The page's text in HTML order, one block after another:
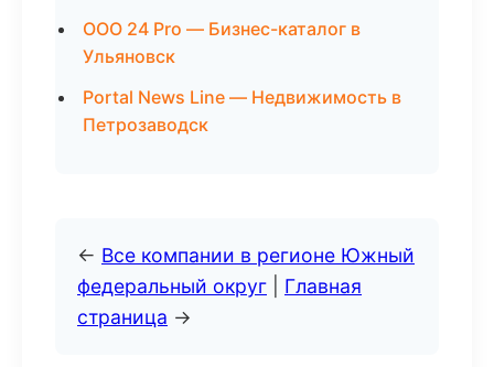
ООО 24 Pro — Бизнес-каталог в
Ульяновск
Portal News Line — Недвижимость в
Петрозаводск
← Все компании в регионе Южный
федеральный округ
Главная
страница →